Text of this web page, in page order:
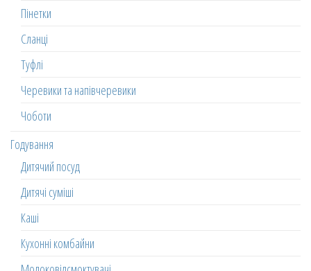
Пінетки
Сланці
Туфлі
Черевики та напівчеревики
Чоботи
Годування
Дитячий посуд
Дитячі суміші
Каші
Кухонні комбайни